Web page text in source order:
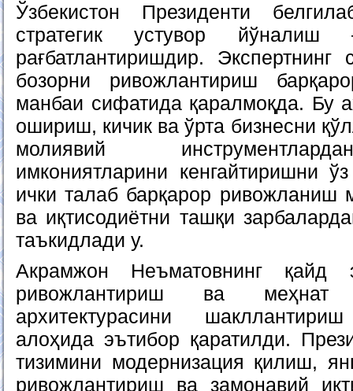
Ўзбекистон Президенти
стратегик устувор
рағбатлантиришдир. Экспертнинг
бозорни ривожлантириш
манбаи сифатида қаралмоқда. Бу
ошириш, кичик ва ўрта бизнесни
молиявий
имкониятларини кенгайтиришни
ички талаб барқарор ривожланиш
ва иқтисодиётни ташқи
таъкидлади у.
Акрамжон Неъматовнинг қайд
ривожлантириш ва меҳнат
архитектурасини
алоҳида эътибор қаратилди.
тизимини модернизация қилиш,
ривожлантириш ва замонавий